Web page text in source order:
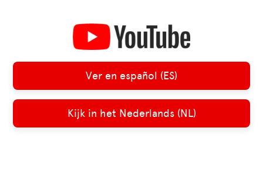
Ver en español (ES)
Kijk in het Nederlands (NL)